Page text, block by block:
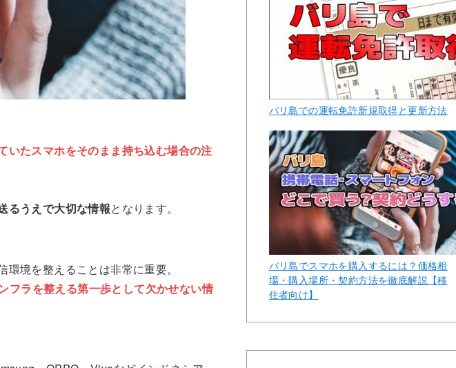
いたスマホをそのまま持ち込む場合の注
るうえで大切な情報となります。
境を整えることは非常に重要。
フラを整える第一歩として欠かせない情
バリ島での運転免許新規取得と更新方法
バリ島でスマホを購入するには？価格相
場・購入場所・契約方法を徹底解説【移
住者向け】